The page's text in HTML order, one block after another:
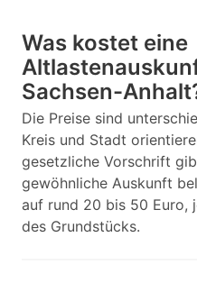
Was kostet eine
Sachsen-
Die Preise sind
Kreis und Stadt
gesetzliche Vorschrift
gewöhnliche Auskunft
auf rund 20 bis 50 Euro,
des Grundstücks.